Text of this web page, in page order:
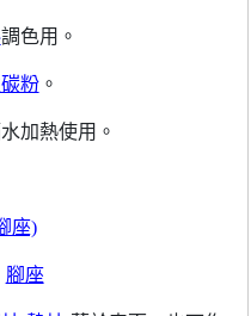
調色用。
粉。
加熱使用。
座)
腳座